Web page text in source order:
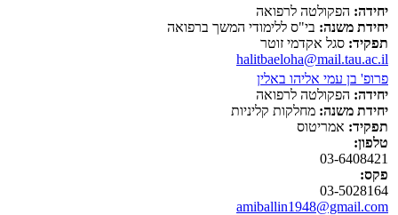
יחידה: הפקולטה לרפואה
יחידת משנה: בי"ס ללימודי המשך ברפואה
תפקיד: סגל אקדמי זוטר
halitbaeloha@mail.tau.ac.il
פרופ' בן עמי אליהו באלין
יחידה: הפקולטה לרפואה
יחידת משנה: מחלקות קליניות
תפקיד: אמריטוס
טלפון:
03-6408421
פקס:
03-5028164
amiballin1948@gmail.com